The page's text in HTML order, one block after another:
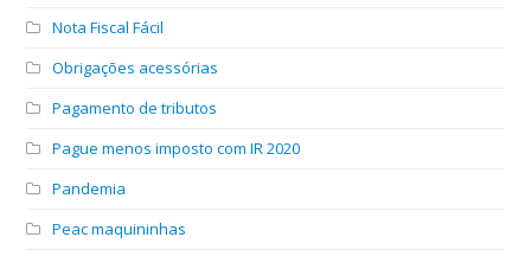
Nota Fiscal Fácil
Obrigações acessórias
Pagamento de tributos
Pague menos imposto com IR 2020
Pandemia
Peac maquininhas